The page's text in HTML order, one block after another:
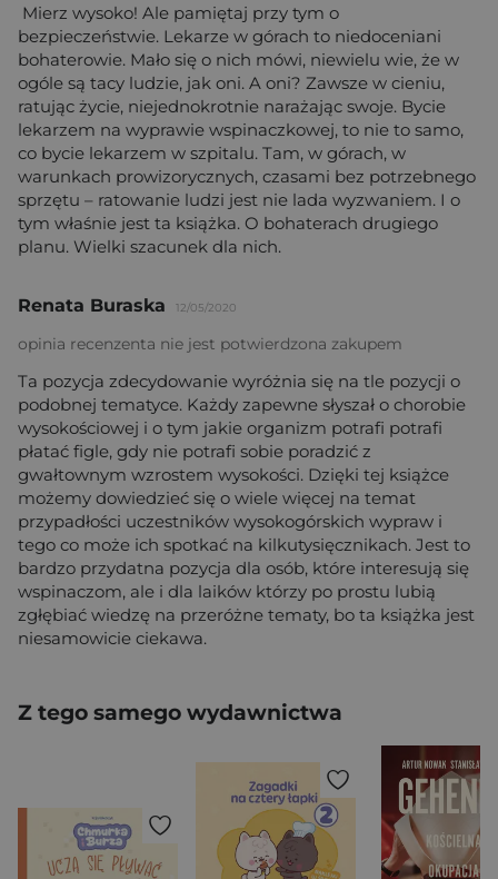
Mierz wysoko! Ale pamiętaj przy tym o
bezpieczeństwie. Lekarze w górach to niedoceniani
bohaterowie. Mało się o nich mówi, niewielu wie, że w
ogóle są tacy ludzie, jak oni. A oni? Zawsze w cieniu,
ratując życie, niejednokrotnie narażając swoje. Bycie
lekarzem na wyprawie wspinaczkowej, to nie to samo,
co bycie lekarzem w szpitalu. Tam, w górach, w
warunkach prowizorycznych, czasami bez potrzebnego
sprzętu – ratowanie ludzi jest nie lada wyzwaniem. I o
tym właśnie jest ta książka. O bohaterach drugiego
planu. Wielki szacunek dla nich.
Renata Buraska 12/05/2020
opinia recenzenta nie jest potwierdzona zakupem
Ta pozycja zdecydowanie wyróżnia się na tle pozycji o
podobnej tematyce. Każdy zapewne słyszał o chorobie
wysokościowej i o tym jakie organizm potrafi potrafi
płatać figle, gdy nie potrafi sobie poradzić z
gwałtownym wzrostem wysokości. Dzięki tej książce
możemy dowiedzieć się o wiele więcej na temat
przypadłości uczestników wysokogórskich wypraw i
tego co może ich spotkać na kilkutysięcznikach. Jest to
bardzo przydatna pozycja dla osób, które interesują się
wspinaczom, ale i dla laików którzy po prostu lubią
zgłębiać wiedzę na przeróżne tematy, bo ta książka jest
niesamowicie ciekawa.
Z tego samego wydawnictwa